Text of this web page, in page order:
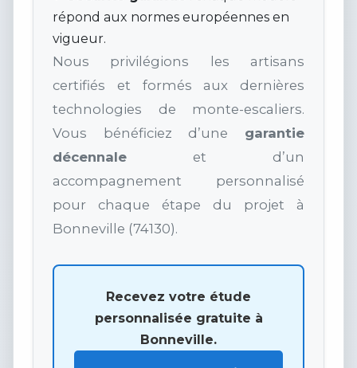
répond aux normes européennes en
vigueur.
Nous privilégions les artisans
certifiés et formés aux dernières
technologies de monte-escaliers.
Vous bénéficiez d’une garantie
décennale et d’un
accompagnement personnalisé
pour chaque étape du projet à
Bonneville (74130).
Recevez votre étude
personnalisée gratuite à
Bonneville.